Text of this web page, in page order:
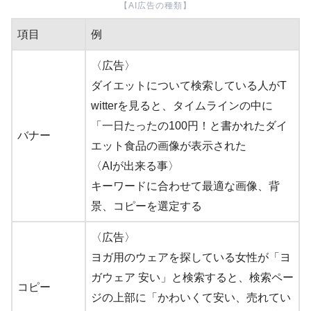
【AI広告の種類】
項目 例
バナー
〈広告〉
ダイエットについて検索している人がT
witterを見ると、タイムラインの中に
「一日たったの100円！と書かれたダイ
エット食品の画像が表示された
〈AIが出来る事〉
キーワードに合わせて最適な画像、背
景、コピーを選定する
コピー
〈広告〉
ヨガ用のウェアを探している女性が「ヨ
ガウェア 安い」と検索すると、検索ペー
ジの上部に「かわいくて安い、売れてい